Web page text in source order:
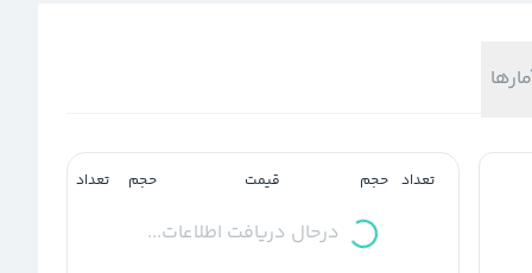
تعداد حجم قیمت حجم تعداد
درحال دریافت اطلاعات...